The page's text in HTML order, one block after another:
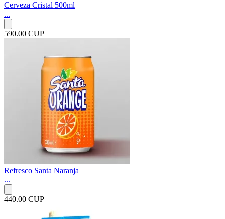
Cerveza Cristal 500ml
...
590.00 CUP
Refresco Santa Naranja
...
440.00 CUP